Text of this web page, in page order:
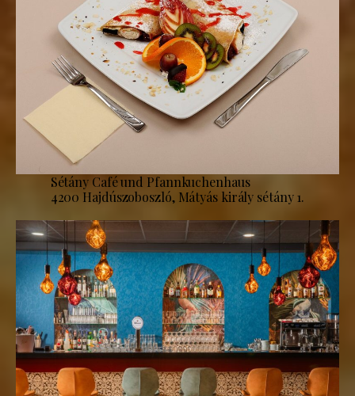
Sétány Café und Pfannkuchenhaus
4200 Hajdúszoboszló, Mátyás király sétány 1.